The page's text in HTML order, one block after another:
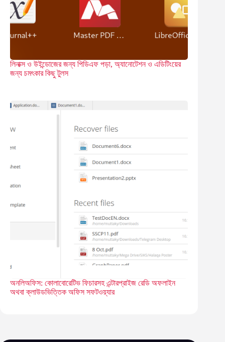
লিনাক্স ও উইন্ডোজের জন্য পিডিএফ পড়া, অ্যানোটেশন ও এডিটিংয়ের
জন্য চমৎকার কিছু টুলস
অনলিঅফিস: কোলাবোরেটিভ ফিচারসহ এন্টারপ্রাইজ রেডি অফলাইন
অথবা ক্লাউডভিত্তিক অফিস সফটওয়্যার